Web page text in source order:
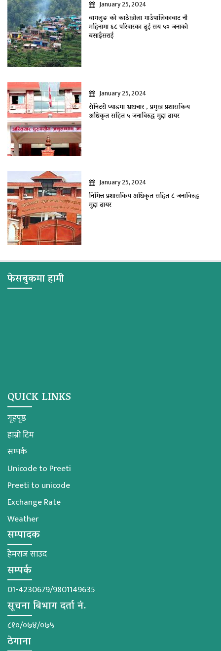
January 25, 2024
बागलुङ काे काठेखोला गाउँपालिकाबाट नौ
महिनामा ६८ परिवारका दुई सय ५२ जनाकाे
बसाइँसराई
January 25, 2024
सेनिटरी प्याडमा भ्रष्टाचार , प्रमुख प्रशासकिय
अधिकृत सहित ५ जनाविरुद्ध मुद्दा दायर
January 25, 2024
निमित्त प्रशासकिय अधिकृत सहित ८ जनाविरुद्ध
मुद्दा दायर
फेसबुकमा हामी
QUICK LINKS
गृहपृष्ठ
हाम्रो टिम
सम्पर्क
Unicode to Preeti
Preeti to unicode
Exchange Rate
Weather
सम्पादक
हेमराज साउद
सम्पर्क
01-4230679/9801149635
सूचना बिभाग दर्ता नं.
८१०/०७४/०७५
ठेगाना